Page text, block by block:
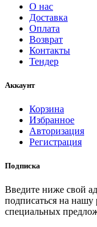
О нас
Доставка
Оплата
Возврат
Контакты
Тендер
Аккаунт
Корзина
Избранное
Авторизация
Регистрация
Подписка
Введите ниже свой
подписаться на нашу
специальных